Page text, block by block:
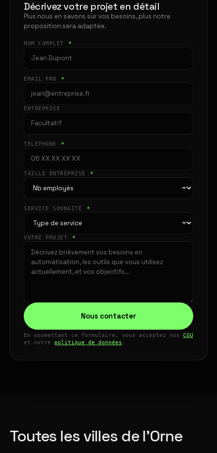
Décrivez votre projet en détail
Plus nous en savons sur vos besoins, plus notre
proposition sera adaptée.
NOM COMPLET *
EMAIL PRO *
ENTREPRISE
TÉLÉPHONE *
TAILLE ENTREPRISE *
SERVICE SOUHAITÉ *
VOTRE PROJET *
Nous contacter
En soumettant ce formulaire, vous acceptez nos CGU
et notre politique de données .
Toutes les villes de l'Orne